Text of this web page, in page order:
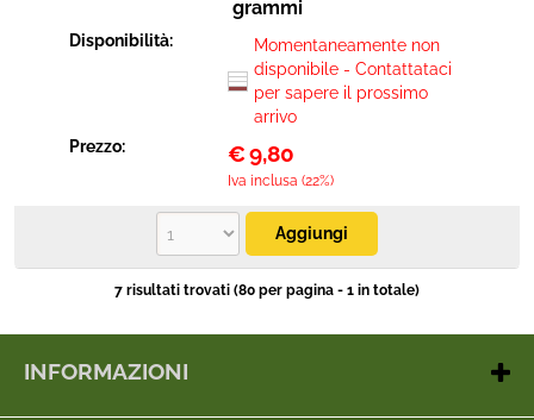
grammi
Disponibilità:
Momentaneamente non
disponibile - Contattataci
per sapere il prossimo
arrivo
Prezzo:
€9,80
Iva inclusa (22%)
7 risultati trovati (80 per pagina - 1 in totale)
INFORMAZIONI